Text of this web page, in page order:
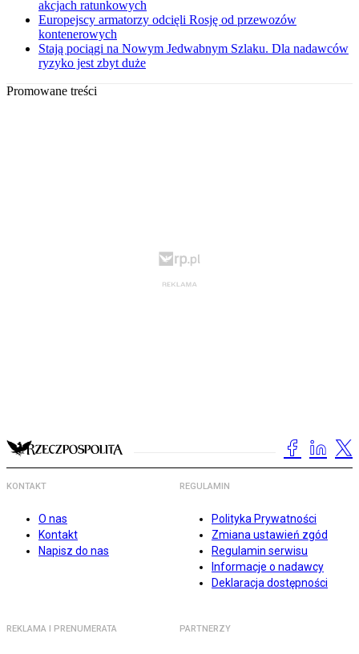
akcjach ratunkowych
Europejscy armatorzy odcięli Rosję od przewozów
kontenerowych
Stają pociągi na Nowym Jedwabnym Szlaku. Dla nadawców
ryzyko jest zbyt duże
Promowane treści
KONTAKT
O nas
Kontakt
Napisz do nas
REGULAMIN
Polityka Prywatności
Zmiana ustawień zgód
Regulamin serwisu
Informacje o nadawcy
Deklaracja dostępności
REKLAMA I PRENUMERATA PARTNERZY